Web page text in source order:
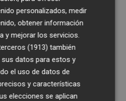
personalizados, medir
obtener información
y mejorar los servicios.
(1913) también
datos para estos y
el uso de datos de
y características
elecciones se aplican